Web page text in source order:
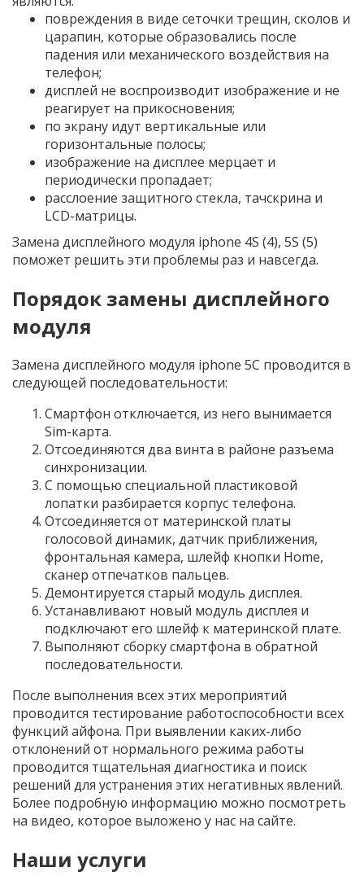
повреждения в виде сеточки трещин, сколов и
царапин, которые образовались после
падения или механического воздействия на
телефон;
дисплей не воспроизводит изображение и не
реагирует на прикосновения;
по экрану идут вертикальные или
горизонтальные полосы;
изображение на дисплее мерцает и
периодически пропадает;
расслоение защитного стекла, тачскрина и
LCD-матрицы.
Замена дисплейного модуля iphone 4S (4), 5S (5)
поможет решить эти проблемы раз и навсегда.
Порядок замены дисплейного
модуля
Замена дисплейного модуля iphone 5C проводится в
следующей последовательности:
Смартфон отключается, из него вынимается
Sim-карта.
Отсоединяются два винта в районе разъема
синхронизации.
С помощью специальной пластиковой
лопатки разбирается корпус телефона.
Отсоединяется от материнской платы
голосовой динамик, датчик приближения,
фронтальная камера, шлейф кнопки Home,
сканер отпечатков пальцев.
Демонтируется старый модуль дисплея.
Устанавливают новый модуль дисплея и
подключают его шлейф к материнской плате.
Выполняют сборку смартфона в обратной
последовательности.
После выполнения всех этих мероприятий
проводится тестирование работоспособности всех
функций айфона. При выявлении каких-либо
отклонений от нормального режима работы
проводится тщательная диагностика и поиск
решений для устранения этих негативных явлений.
Более подробную информацию можно посмотреть
на видео, которое выложено у нас на сайте.
Наши услуги